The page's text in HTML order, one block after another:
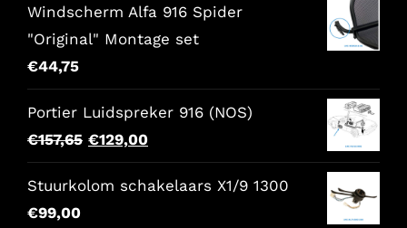
Windscherm Alfa 916 Spider
"Original" Montage set
€44,75
Portier Luidspreker 916 (NOS)
€157,65 Il
prezzo
originale
€129,00Il
prezzo
attuale
Stuurkolom schakelaars X1/9 1300
€99,00